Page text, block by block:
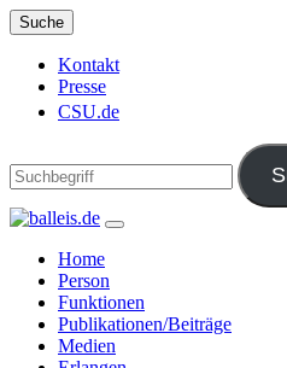
Suche
Kontakt
Presse
CSU.de
Home
Person
Funktionen
Publikationen/Beiträge
Medien